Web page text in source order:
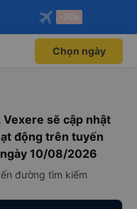
độc
Mở app
bay qua
Mở app
-30k
Chọn ngày
Vexere sẽ cập nhật
động trên tuyến
10/08/2026
đường tìm kiếm